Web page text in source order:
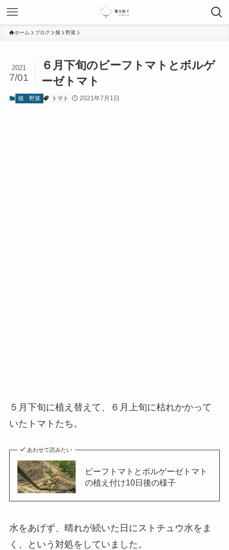
ホーム ブログ 畑 野菜
６月下旬のビーフトマトとボルゲ
ーゼトマト
2021
7/01
畑 野菜 トマト 2021年7月1日
５月下旬に植え替えて、６月上旬に枯れかかって
いたトマトたち。
あわせて読みたい
ビーフトマトとボルゲーゼトマト
の植え付け10日後の様子
水をあげず、晴れが続いた日にストチュウ水をま
く、という対処をしていました。